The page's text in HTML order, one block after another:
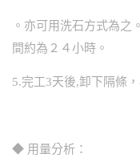
。亦可用洗石方式為之
間約為２４小時。
5.完工3天後,卸下隔條
◆ 用量分析：